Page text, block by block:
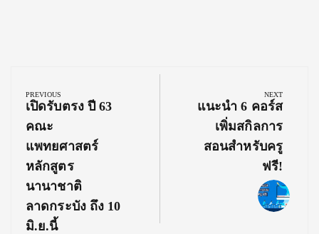
navigation
PREVIOUS
Previous
Post:
เปิดรับตรง ปี 63
คณะ
แพทยศาสตร์
หลักสูตร
นานาชาติ
ลาดกระบัง ถึง 10
มิ.ย.นี้
NEXT
Next
Post:
แนะนำ 6 คอร์ส
เพิ่มสกิลการ
สอนสำหรับครู
ฟรี!